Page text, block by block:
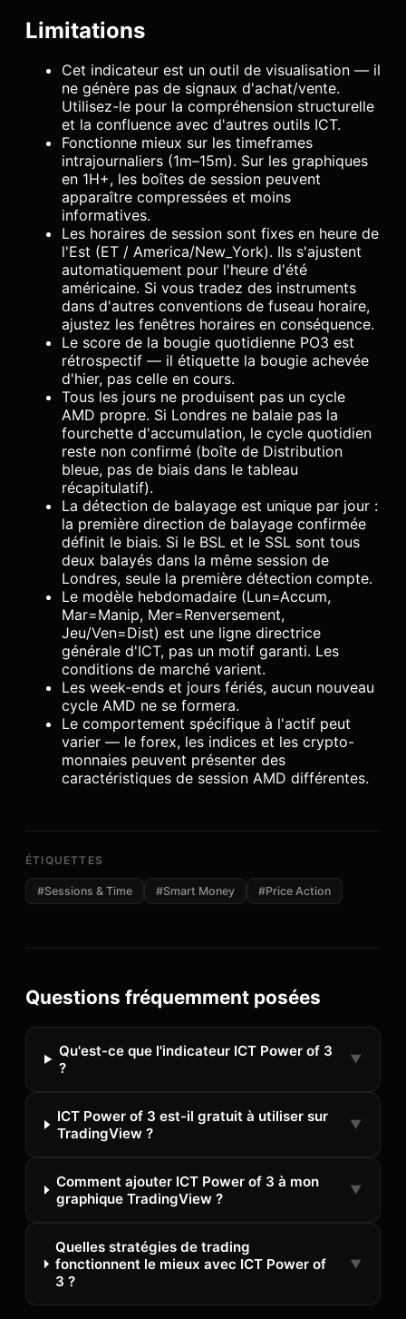
Limitations
Cet indicateur est un outil de visualisation — il
ne génère pas de signaux d'achat/vente.
Utilisez-le pour la compréhension structurelle
et la confluence avec d'autres outils ICT.
Fonctionne mieux sur les timeframes
intrajournaliers (1m–15m). Sur les graphiques
en 1H+, les boîtes de session peuvent
apparaître compressées et moins
informatives.
Les horaires de session sont fixes en heure de
l'Est (ET / America/New_York). Ils s'ajustent
automatiquement pour l'heure d'été
américaine. Si vous tradez des instruments
dans d'autres conventions de fuseau horaire,
ajustez les fenêtres horaires en conséquence.
Le score de la bougie quotidienne PO3 est
rétrospectif — il étiquette la bougie achevée
d'hier, pas celle en cours.
Tous les jours ne produisent pas un cycle
AMD propre. Si Londres ne balaie pas la
fourchette d'accumulation, le cycle quotidien
reste non confirmé (boîte de Distribution
bleue, pas de biais dans le tableau
récapitulatif).
La détection de balayage est unique par jour :
la première direction de balayage confirmée
définit le biais. Si le BSL et le SSL sont tous
deux balayés dans la même session de
Londres, seule la première détection compte.
Le modèle hebdomadaire (Lun=Accum,
Mar=Manip, Mer=Renversement,
Jeu/Ven=Dist) est une ligne directrice
générale d'ICT, pas un motif garanti. Les
conditions de marché varient.
Les week-ends et jours fériés, aucun nouveau
cycle AMD ne se formera.
Le comportement spécifique à l'actif peut
varier — le forex, les indices et les crypto-
monnaies peuvent présenter des
caractéristiques de session AMD différentes.
ÉTIQUETTES
#Sessions & Time #Smart Money #Price Action
Questions fréquemment posées
Qu'est-ce que l'indicateur ICT Power of 3
?
▼
ICT Power of 3 est-il gratuit à utiliser sur
TradingView ?
▼
Comment ajouter ICT Power of 3 à mon
graphique TradingView ?
▼
Quelles stratégies de trading
fonctionnent le mieux avec ICT Power of
3 ?
▼